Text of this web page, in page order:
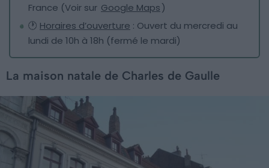
France (Voir sur Google Maps)
🕐 Horaires d’ouverture : Ouvert du mercredi au
lundi de 10h à 18h (fermé le mardi)
La maison natale de Charles de Gaulle